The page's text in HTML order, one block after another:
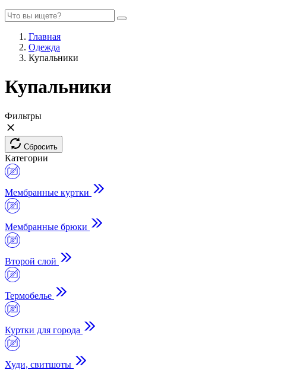
Главная
Одежда
Купальники
Купальники
Фильтры
Сбросить
Категории
Мембранные куртки
Мембранные брюки
Второй слой
Термобелье
Куртки для города
Худи, свитшоты